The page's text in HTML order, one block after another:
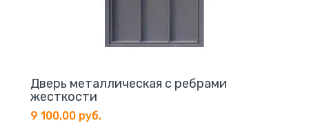
Дверь металлическая с ребрами
жесткости
9 100,00 руб.